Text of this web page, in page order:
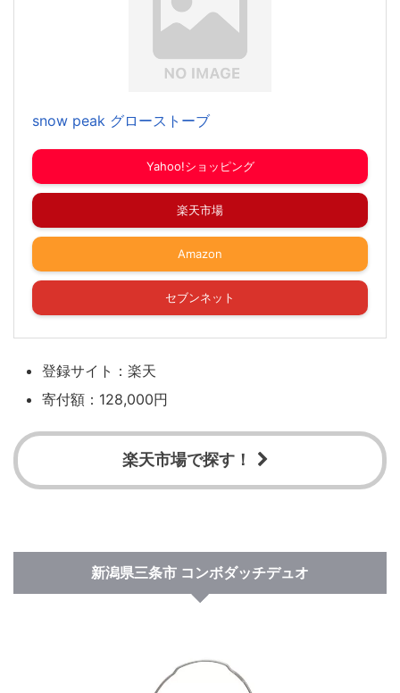
snow peak グローストーブ
Yahoo!ショッピング
楽天市場
Amazon
セブンネット
登録サイト：楽天
寄付額：128,000円
楽天市場で探す！
新潟県三条市 コンボダッチデュオ